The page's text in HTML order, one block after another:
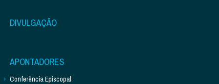
DIVULGAÇÃO
APONTADORES
Conferência Episcopal